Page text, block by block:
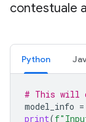
contestuale
Python
# This will
model_info =
print(f